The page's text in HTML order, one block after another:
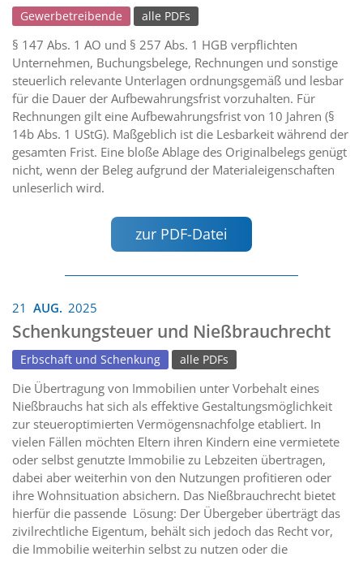
Gewerbetreibende alle PDFs
§ 147 Abs. 1 AO und § 257 Abs. 1 HGB verpflichten
Unternehmen, Buchungsbelege, Rechnungen und sonstige
steuerlich relevante Unterlagen ordnungsgemäß und lesbar
für die Dauer der Aufbewahrungsfrist vorzuhalten. Für
Rechnungen gilt eine Aufbewahrungsfrist von 10 Jahren (§
14b Abs. 1 UStG). Maßgeblich ist die Lesbarkeit während der
gesamten Frist. Eine bloße Ablage des Originalbelegs genügt
nicht, wenn der Beleg aufgrund der Materialeigenschaften
unleserlich wird.
zur PDF-Datei
21 AUG. 2025
Schenkungsteuer und Nießbrauchrecht
Erbschaft und Schenkung alle PDFs
Die Übertragung von Immobilien unter Vorbehalt eines
Nießbrauchs hat sich als effektive Gestaltungsmöglichkeit
zur steueroptimierten Vermögensnachfolge etabliert. In
vielen Fällen möchten Eltern ihren Kindern eine vermietete
oder selbst genutzte Immobilie zu Lebzeiten übertragen,
dabei aber weiterhin von den Nutzungen profitieren oder
ihre Wohnsituation absichern. Das Nießbrauchrecht bietet
hierfür die passende Lösung: Der Übergeber überträgt das
zivilrechtliche Eigentum, behält sich jedoch das Recht vor,
die Immobilie weiterhin selbst zu nutzen oder die